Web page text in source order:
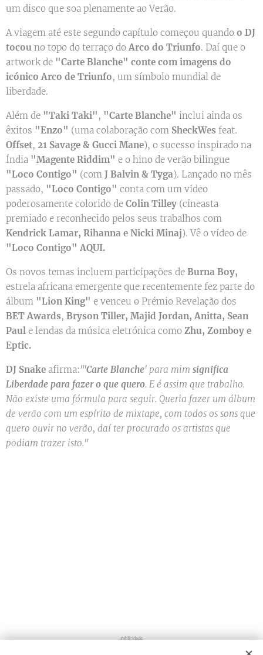
um disco que soa plenamente ao Verão.
A viagem até este segundo capítulo começou quando o DJ
tocou no topo do terraço do Arco do Triunfo. Daí que o
artwork de "Carte Blanche" conte com imagens do
icónico Arco de Triunfo, um símbolo mundial de
liberdade.
Além de "Taki Taki" , "Carte Blanche" inclui ainda os
êxitos "Enzo" (uma colaboração com SheckWes feat.
Offset, 21 Savage & Gucci Mane), o sucesso inspirado na
Índia "Magente Riddim" e o hino de verão bilingue
"Loco Contigo" (com J Balvin & Tyga). Lançado no mês
passado, "Loco Contigo" conta com um vídeo
poderosamente colorido de Colin Tilley (cineasta
premiado e reconhecido pelos seus trabalhos com
Kendrick Lamar, Rihanna e Nicki Minaj). Vê o vídeo de
"Loco Contigo" AQUI.
Os novos temas incluem participações de Burna Boy,
estrela africana emergente que recentemente fez parte do
álbum "Lion King" e venceu o Prémio Revelação dos
BET Awards, Bryson Tiller, Majid Jordan, Anitta, Sean
Paul e lendas da música eletrónica como Zhu, Zomboy e
Eptic.
DJ Snake afirma:"'Carte Blanche' para mim significa
Liberdade para fazer o que quero. E é assim que trabalho.
Não existe uma fórmula para seguir. Queria fazer um álbum
de verão com um espírito de mixtape, com todos os sons que
quero ouvir no verão, daí ter procurado os artistas que
podiam trazer isto."
Publicidade